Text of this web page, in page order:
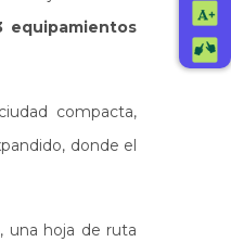
equipamientos
compacta,
donde el
, una hoja de ruta